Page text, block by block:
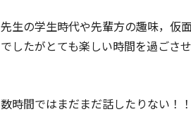
先生の学生時代や先輩方の趣味，仮
でしたがとても楽しい時間を過ごさ
数時間ではまだまだ話したりない！